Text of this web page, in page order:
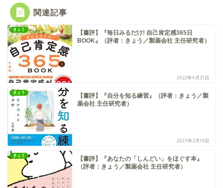
関連記事
きょう
【書評】『毎日みるだけ! 自己肯定感365日
BOOK』（評者：きょう／製薬会社 主任研究者）
2022年4月21日
きょう
【書評】『自分を知る練習』（評者：きょう／製
薬会社 主任研究者）
2025年2月16日
きょう
【書評】『あなたの「しんどい」をほぐす本』
（評者：きょう／製薬会社 主任研究者）